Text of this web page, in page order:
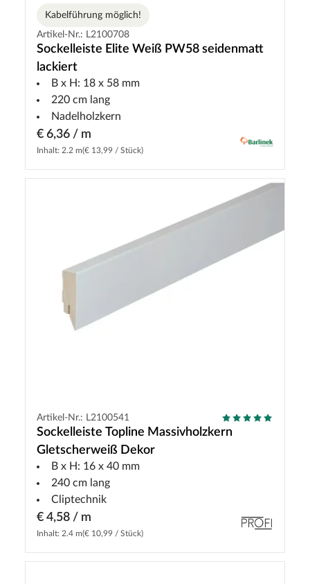
Kabelführung möglich!
Artikel-Nr.: L2100708
Sockelleiste Elite Weiß PW58 seidenmatt
lackiert
B x H: 18 x 58 mm
220 cm lang
Nadelholzkern
€ 6,36 / m
Inhalt: 2.2 m(€ 13,99 / Stück)
Artikel-Nr.: L2100541
Sockelleiste Topline Massivholzkern
Gletscherweiß Dekor
B x H: 16 x 40 mm
240 cm lang
Cliptechnik
€ 4,58 / m
Inhalt: 2.4 m(€ 10,99 / Stück)